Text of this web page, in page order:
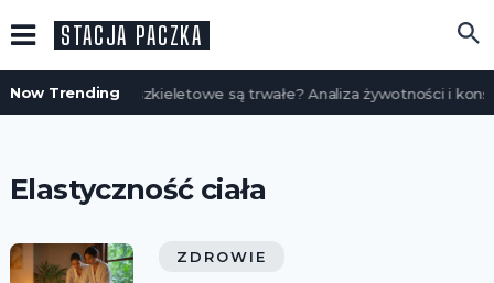
STACJA PACZKA
Now Trending
Czy domy szkieletowe są trwałe? Analiza żywotności i
Elastyczność ciała
ZDROWIE